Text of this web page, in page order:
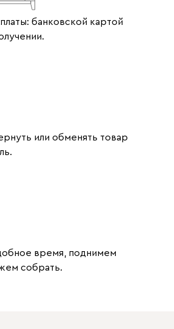
банковской картой
или обменять товар
время, поднимем
собрать.